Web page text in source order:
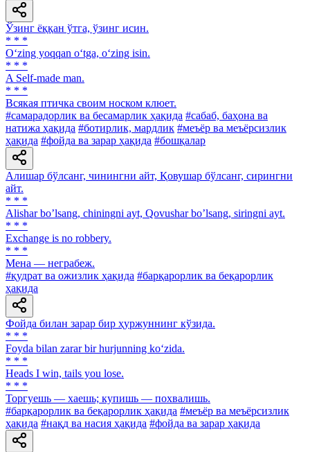
Ўзинг ёққан ўтга, ўзинг исин.
* * *
O‘zing yoqqan o‘tga, o‘zing isin.
* * *
A Self-made man.
* * *
Всякая птичка своим носком клюет.
#самарадорлик ва бесамарлик ҳақида #сабаб, баҳона ва
натижа ҳақида #ботирлик, мардлик #меъёр ва меъёрсизлик
ҳақида #фойда ва зарар ҳақида #бошқалар
Алишар бўлсанг, чинингни айт, Қовушар бўлсанг, сирингни
айт.
* * *
Alishar bo’lsang, chiningni ayt, Qovushar bo’lsang, siringni ayt.
* * *
Exchange is no robbery.
* * *
Мена — неграбеж.
#қудрат ва ожизлик ҳақида #барқарорлик ва беқарорлик
ҳақида
Фойда билан зарар бир ҳуржуннинг кўзида.
* * *
Foyda bilan zarar bir hurjunning ko‘zida.
* * *
Heads I win, tails you lose.
* * *
Торгуешь — хаешь; купишь — похвалишь.
#барқарорлик ва беқарорлик ҳақида #меъёр ва меъёрсизлик
ҳақида #нақд ва насия ҳақида #фойда ва зарар ҳақида